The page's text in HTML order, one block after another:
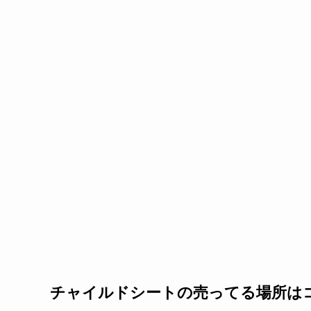
チャイルドシートの売ってる場所は